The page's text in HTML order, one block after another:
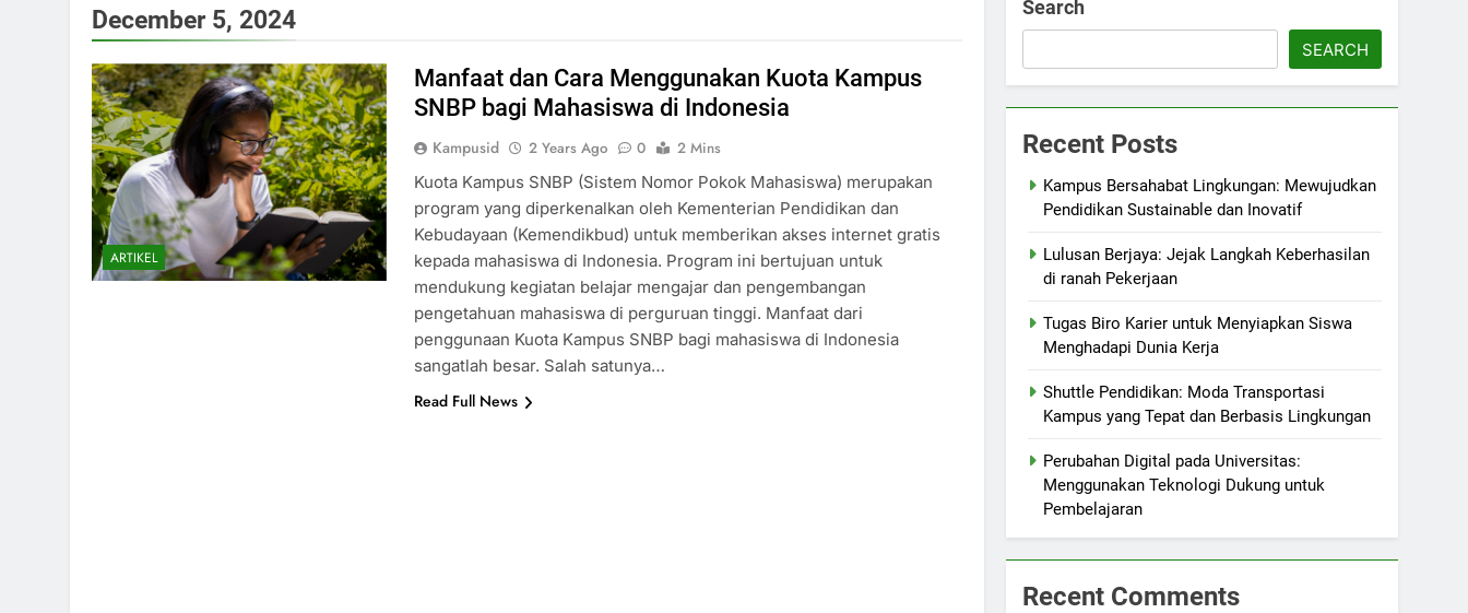
December 5, 2024
ARTIKEL
Manfaat dan Cara Menggunakan Kuota Kampus
SNBP bagi Mahasiswa di Indonesia
Kampusid 2 Years Ago 0
2 Mins
Kuota Kampus SNBP (Sistem Nomor Pokok Mahasiswa) merupakan
program yang diperkenalkan oleh Kementerian Pendidikan dan
Kebudayaan (Kemendikbud) untuk memberikan akses internet gratis
kepada mahasiswa di Indonesia. Program ini bertujuan untuk
mendukung kegiatan belajar mengajar dan pengembangan
pengetahuan mahasiswa di perguruan tinggi. Manfaat dari
penggunaan Kuota Kampus SNBP bagi mahasiswa di Indonesia
sangatlah besar. Salah satunya…
Read Full News
Search
SEARCH
Recent Posts
Kampus Bersahabat Lingkungan: Mewujudkan
Pendidikan Sustainable dan Inovatif
Lulusan Berjaya: Jejak Langkah Keberhasilan
di ranah Pekerjaan
Tugas Biro Karier untuk Menyiapkan Siswa
Menghadapi Dunia Kerja
Shuttle Pendidikan: Moda Transportasi
Kampus yang Tepat dan Berbasis Lingkungan
Perubahan Digital pada Universitas:
Menggunakan Teknologi Dukung untuk
Pembelajaran
Recent Comments